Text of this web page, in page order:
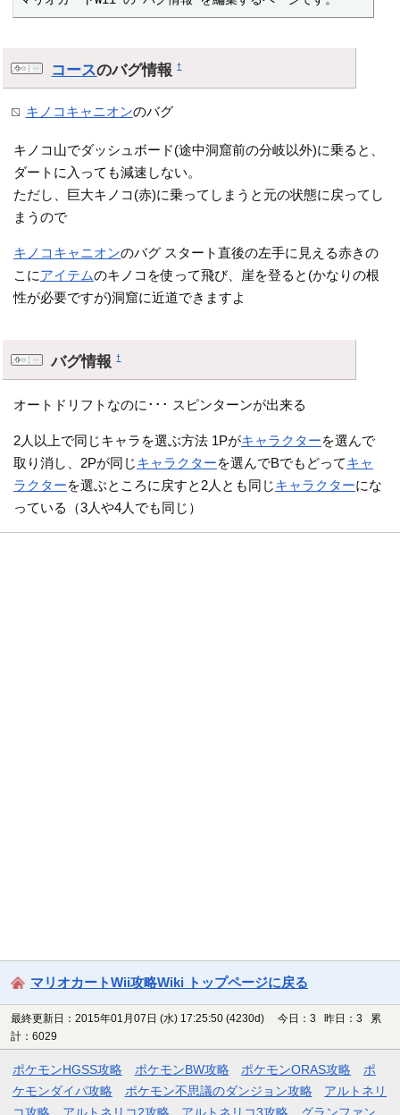
コースのバグ情報†
キノコキャニオンのバグ
キノコ山でダッシュボード(途中洞窟前の分岐以外)に乗ると、
ダートに入っても減速しない。
ただし、巨大キノコ(赤)に乗ってしまうと元の状態に戻ってし
まうので
キノコキャニオンのバグ スタート直後の左手に見える赤きの
こにアイテムのキノコを使って飛び、崖を登ると(かなりの根
性が必要ですが)洞窟に近道できますよ
バグ情報†
オートドリフトなのに･･･ スピンターンが出来る
2人以上で同じキャラを選ぶ方法 1Pがキャラクターを選んで
取り消し、2Pが同じキャラクターを選んでBでもどってキャ
ラクターを選ぶところに戻すと2人とも同じキャラクターにな
っている（3人や4人でも同じ）
マリオカートWii攻略Wiki トップページに戻る
最終更新日：2015年01月07日 (水) 17:25:50 (4230d)
今日：3 昨日：3 累
計：6029
ポケモンHGSS攻略 ポケモンBW攻略 ポケモンORAS攻略
ポ
ケモンダイパ攻略
ポケモン不思議のダンジョン攻略
アルトネリ